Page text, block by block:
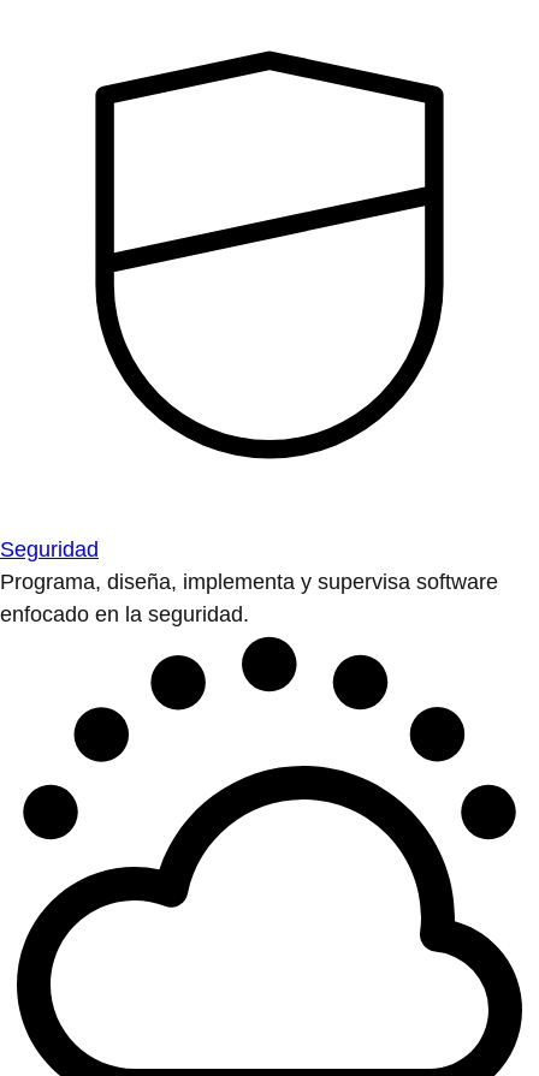
Seguridad
Programa, diseña, implementa y supervisa software
enfocado en la seguridad.